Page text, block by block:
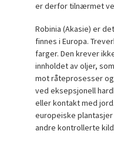
er derfor tilnærmet
Robinia (Akasie) er
finnes i Europa.
farger. Den krever
innholdet av oljer,
mot råteprosesser
ved eksepsjonell
eller kontakt med
europeiske
andre kontrollerte